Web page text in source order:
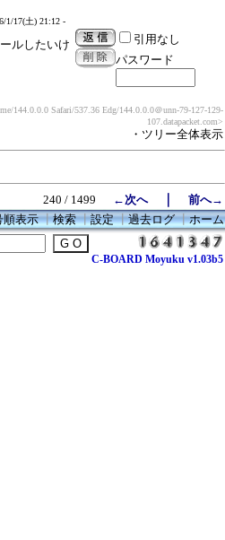
1/17(土) 21:12 -
ルしたいけ
引用なし
パスワード
144.0.0.0 Safari/537.36 Edg/144.0.0.0＠unn-79-127-129-
107.datapacket.com>
・ツリー全体表示
240 / 1499 ←次へ｜ 前へ→
順表示┃検索┃設定┃過去ログ┃ホーム
C-BOARD Moyuku v1.03b5